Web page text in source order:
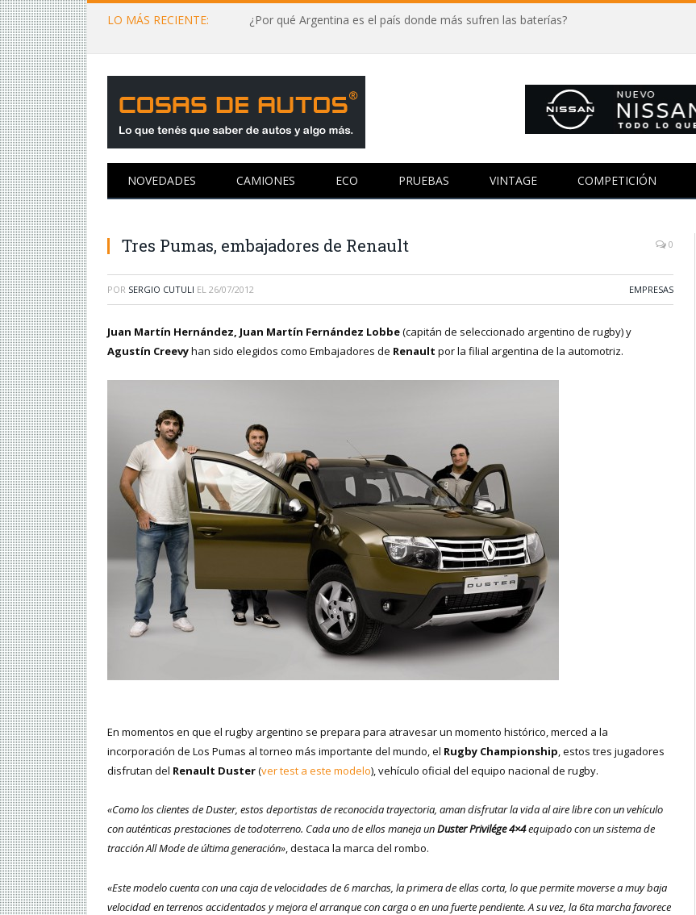
LO MÁS RECIENTE: ¿Por qué Argentina es el país donde más sufren las baterías?
NOVEDADES CAMIONES ECO PRUEBAS VINTAGE COMPETICIÓN
Tres Pumas, embajadores de Renault 0
POR SERGIO CUTULI EL 26/07/2012 EMPRESAS
Juan Martín Hernández, Juan Martín Fernández Lobbe(capitán de seleccionado argentino de rugby) y
Agustín Creevyhan sido elegidos como Embajadores de Renault por la filial argentina de la automotriz.
En momentos en que el rugby argentino se prepara para atravesar un momento histórico, merced a la
incorporación de Los Pumas al torneo más importante del mundo, el Rugby Championship, estos tres jugadores
disfrutan del Renault Duster(ver test a este modelo), vehículo oficial del equipo nacional de rugby.
«Como los clientes de Duster, estos deportistas de reconocida trayectoria, aman disfrutar la vida al aire libre con un vehículo
con auténticas prestaciones de todoterreno. Cada uno de ellos maneja unDuster Privilége 4×4equipado con un sistema de
tracción All Mode de última generación», destaca la marca del rombo.
«Este modelo cuenta con una caja de velocidades de 6 marchas, la primera de ellas corta, lo que permite moverse a muy baja
velocidad en terrenos accidentados y mejora el arranque con carga o en una fuerte pendiente. A su vez, la 6ta marcha favorece